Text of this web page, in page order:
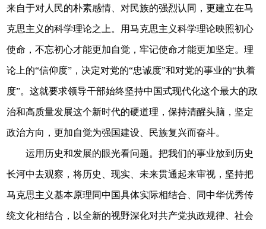
来自于对人民的朴素感情、对民族的强烈认同，更建立在马
克思主义的科学理论之上。用马克思主义科学理论映照初心
使命，不忘初心才能更加自觉，牢记使命才能更加坚定。理
论上的“信仰度”，决定对党的“忠诚度”和对党的事业的“执着
度”。这就要求领导干部始终坚持中国式现代化这个最大的政
治和高质量发展这个新时代的硬道理，保持清醒头脑，坚定
政治方向，更加自觉为强国建设、民族复兴而奋斗。
运用历史和发展的眼光看问题。把我们的事业放到历史
长河中去观察，将历史、现实、未来贯通起来审视，坚持把
马克思主义基本原理同中国具体实际相结合、同中华优秀传
统文化相结合，以全新的视野深化对共产党执政规律、社会